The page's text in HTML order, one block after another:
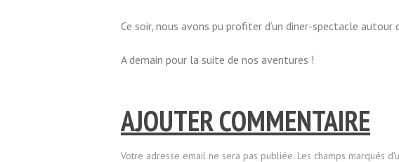
Ce soir, nous avons pu profiter d’un diner-spectacle
A demain pour la suite de nos aventures !
AJOUTER COMMENTAIRE
Votre adresse email ne sera pas publiée. Les champs marqués